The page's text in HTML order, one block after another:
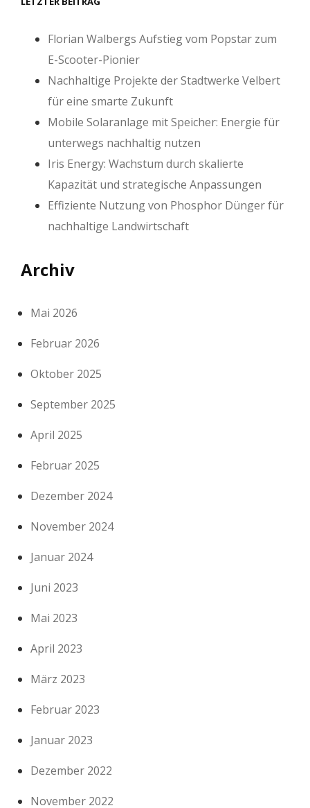
Florian Walbergs Aufstieg vom Popstar zum
E-Scooter-Pionier
Nachhaltige Projekte der Stadtwerke Velbert
für eine smarte Zukunft
Mobile Solaranlage mit Speicher: Energie für
unterwegs nachhaltig nutzen
Iris Energy: Wachstum durch skalierte
Kapazität und strategische Anpassungen
Effiziente Nutzung von Phosphor Dünger für
nachhaltige Landwirtschaft
Archiv
Mai 2026
Februar 2026
Oktober 2025
September 2025
April 2025
Februar 2025
Dezember 2024
November 2024
Januar 2024
Juni 2023
Mai 2023
April 2023
März 2023
Februar 2023
Januar 2023
Dezember 2022
November 2022